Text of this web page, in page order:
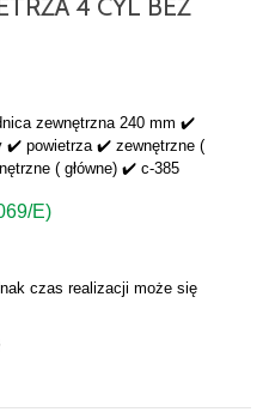
zewnętrzna 240 mm ✔️
✔️ powietrza ✔️ zewnętrzne (
( główne) ✔️ c-385
E)
czas realizacji może się